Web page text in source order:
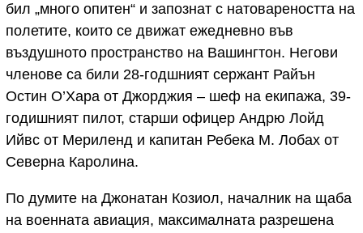
бил „много опитен“ и запознат с натовареността на
полетите, които се движат ежедневно във
въздушното пространство на Вашингтон. Негови
членове са били 28-годшният сержант Райън
Остин О’Хара от Джорджия – шеф на екипажа, 39-
годишният пилот, старши офицер Андрю Лойд
Ийвс от Мериленд и капитан Ребека М. Лобах от
Северна Каролина.
По думите на Джонатан Козиол, началник на щаба
на военната авиация, максималната разрешена